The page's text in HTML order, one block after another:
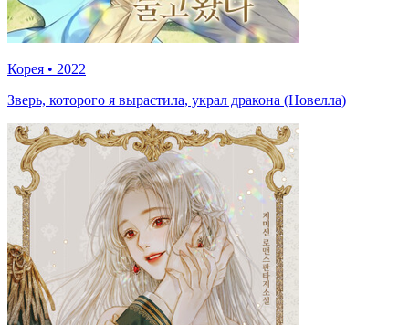
Корея • 2022
Зверь, которого я вырастила, украл дракона (Новелла)